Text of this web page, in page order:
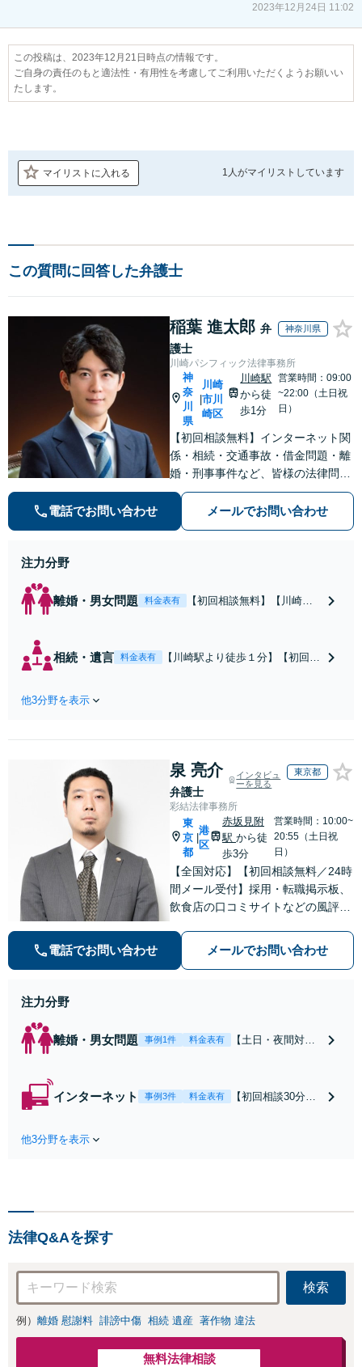
2023年12月24日 11:02
この投稿は、2023年12月21日時点の情報です。
ご自身の責任のもと適法性・有用性を考慮してご利用いただくようお願いい
たします。
マイリストに入れる 1人がマイリストしています
この質問に回答した弁護士
稲葉 進太郎 弁
護士
神奈川県
川崎パシフィック法律事務所
神
奈
川
県
川崎
市川
崎区
川崎駅
から徒
歩1分
営業時間：09:00
~22:00（土日祝
日）
【初回相談無料】インターネット関
係・相続・交通事故・借金問題・離
婚・刑事事件など、皆様の法律問題
を解決すべく、親身になって取り組
みます。クチコミ・リピーターの方
も多数。お気軽にお問い合わせ下さ
電話でお問い合わせ メールでお問い合わせ
注力分野
離婚・男女問題 料金表有
【初回相談無料】【川崎駅
割・婚姻費用・養育費・財
相続・遺言 料金表有
【川崎駅より徒歩１分】【初回相
スを目指しております。
他3分野を表示
泉 亮介
弁護士
インタビュ
ーを見る
東京都
彩結法律事務所
東
京
都
港
区
赤坂見附
駅 から徒
歩3分
営業時間：10:00~
20:55（土日祝
日）
【全国対応】【初回相談無料／24時
間メール受付】採用・転職掲示板、
飲食店の口コミサイトなどの風評被
の種類を問わず相談可。可能な限り
早期対応で駆けつけサポート【労
電話でお問い合わせ メールでお問い合わせ
注力分野
離婚・男女問題 事例1件 料金表有
【土日・夜間対応
れたら、サインす
インターネット 事例3件 料金表有
【初回相談30分無
お店の風評被害対
応可：開示請求の
意見照会が来たと
きの対処法、被害
者との示談交渉
他3分野を表示
法律Q&Aを探す
検索
例） 離婚 慰謝料 誹謗中傷 相続 遺産 著作物 違法
無料法律相談